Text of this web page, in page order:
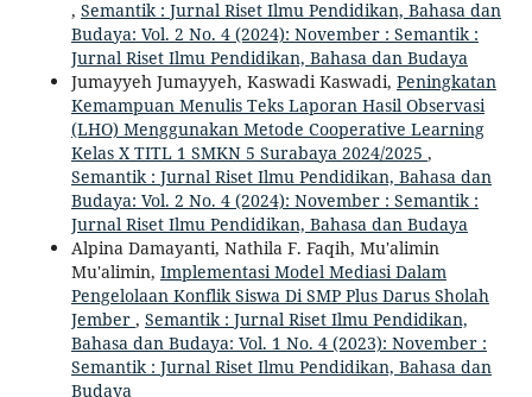
, Semantik : Jurnal Riset Ilmu Pendidikan, Bahasa dan
Budaya: Vol. 2 No. 4 (2024): November : Semantik :
Jurnal Riset Ilmu Pendidikan, Bahasa dan Budaya
Jumayyeh Jumayyeh, Kaswadi Kaswadi, Peningkatan
Kemampuan Menulis Teks Laporan Hasil Observasi
(LHO) Menggunakan Metode Cooperative Learning
Kelas X TITL 1 SMKN 5 Surabaya 2024/2025 ,
Semantik : Jurnal Riset Ilmu Pendidikan, Bahasa dan
Budaya: Vol. 2 No. 4 (2024): November : Semantik :
Jurnal Riset Ilmu Pendidikan, Bahasa dan Budaya
Alpina Damayanti, Nathila F. Faqih, Mu'alimin
Mu'alimin, Implementasi Model Mediasi Dalam
Pengelolaan Konflik Siswa Di SMP Plus Darus Sholah
Jember , Semantik : Jurnal Riset Ilmu Pendidikan,
Bahasa dan Budaya: Vol. 1 No. 4 (2023): November :
Semantik : Jurnal Riset Ilmu Pendidikan, Bahasa dan
Budaya